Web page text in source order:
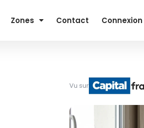
Zones Contact Connexion
Vu sur